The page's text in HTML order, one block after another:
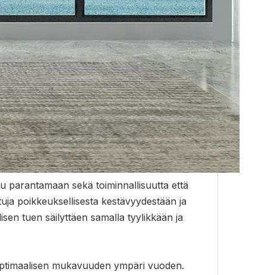
parantamaan sekä toiminnallisuutta että
poikkeuksellisesta kestävyydestään ja
tuen säilyttäen samalla tyylikkään ja
mukavuuden ympäri vuoden.